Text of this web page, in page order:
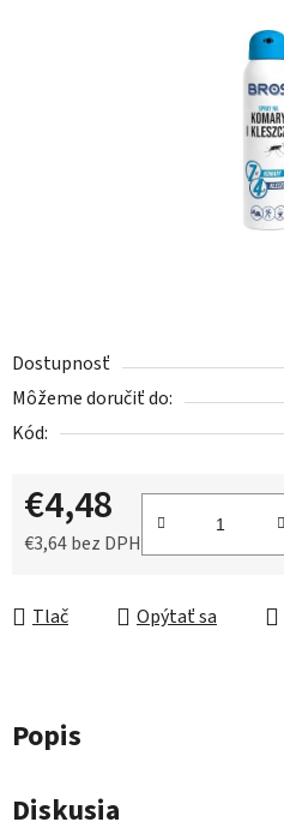
Dostupnosť
Môžeme doručiť do:
Kód:
€4,48
€3,64 bez DPH
Tlač Opýtať sa
Popis
Diskusia